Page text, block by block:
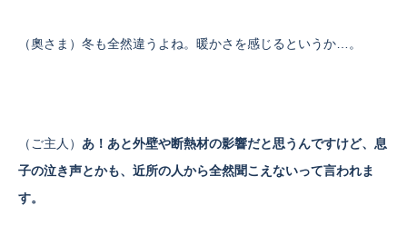
（奧さま）冬も全然違うよね。暖かさを感じるというか…。
（ご主人） あ！あと外壁や断熱材の影響だと思うんですけど、息
子の泣き声とかも、近所の人から全然聞こえないって言われま
す。